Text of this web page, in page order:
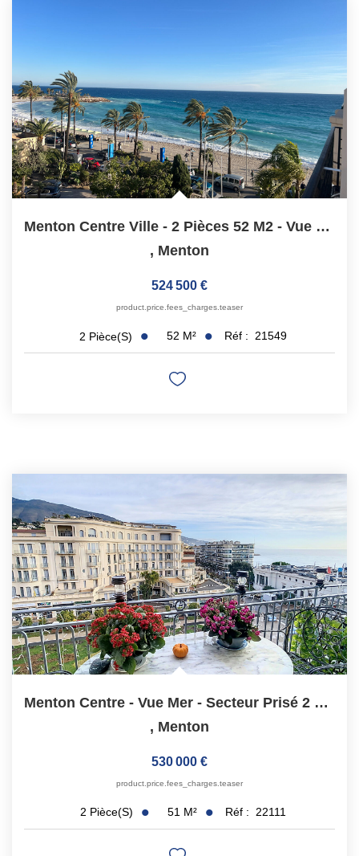
Menton Centre Ville - 2 Pièces 52 M2 - Vue Mer
, Menton
524 500 €
product.price.fees_charges.teaser
2 Pièce(s) 52 M² Réf : 21549
Menton Centre - Vue Mer - Secteur Prisé 2 Pièces
, Menton
530 000 €
product.price.fees_charges.teaser
2 Pièce(s) 51 M² Réf : 22111